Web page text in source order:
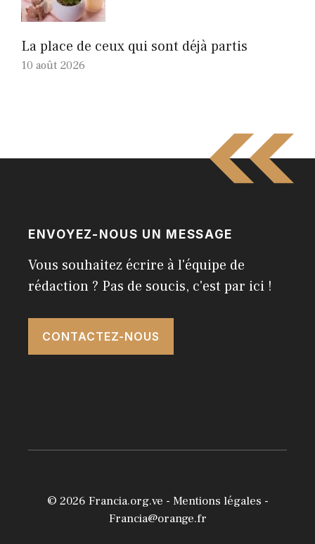
La place de ceux qui sont déjà partis
10 août 2026
ENVOYEZ-NOUS UN MESSAGE
Vous souhaitez écrire à l'équipe de
rédaction ? Pas de soucis, c'est par ici !
CONTACTEZ-NOUS
© 2026 Francia.org.ve - Mentions légales -
Francia@orange.fr